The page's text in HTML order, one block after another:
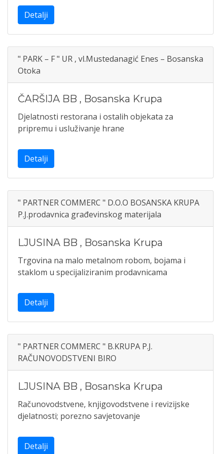
Detalji
" PARK – F " UR , vl.Mustedanagić Enes – Bosanska
Otoka
ČARŠIJA BB , Bosanska Krupa
Djelatnosti restorana i ostalih objekata za
pripremu i usluživanje hrane
Detalji
" PARTNER COMMERC " D.O.O BOSANSKA KRUPA
P.J.prodavnica građevinskog materijala
LJUSINA BB , Bosanska Krupa
Trgovina na malo metalnom robom, bojama i
staklom u specijaliziranim prodavnicama
Detalji
" PARTNER COMMERC " B.KRUPA P.J.
RAČUNOVODSTVENI BIRO
LJUSINA BB , Bosanska Krupa
Računovodstvene, knjigovodstvene i revizijske
djelatnosti; porezno savjetovanje
Detalji